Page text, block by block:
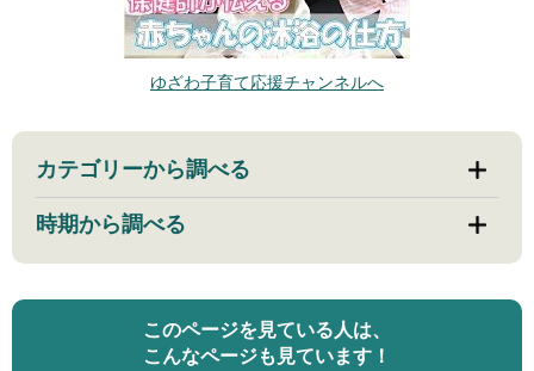
ゆざわ子育て応援チャンネルへ
カテゴリーから調べる
時期から調べる
このページを見ている人は、
こんなページも見ています！